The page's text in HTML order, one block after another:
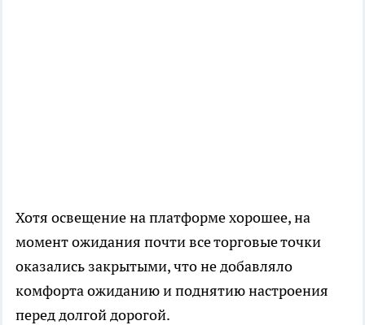
Хотя освещение на платформе хорошее, на
момент ожидания почти все торговые точки
оказались закрытыми, что не добавляло
комфорта ожиданию и поднятию настроения
перед долгой дорогой.